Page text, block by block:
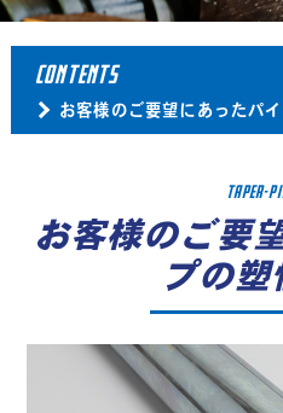
CONTENTS
お客様のご要望にあったパ
TAPER-
お客様のご要
プの塑